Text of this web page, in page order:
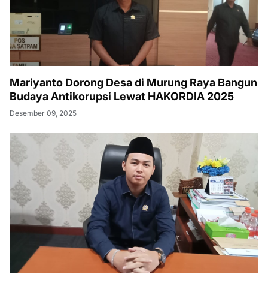
Mariyanto Dorong Desa di Murung Raya Bangun
Budaya Antikorupsi Lewat HAKORDIA 2025
Desember 09, 2025